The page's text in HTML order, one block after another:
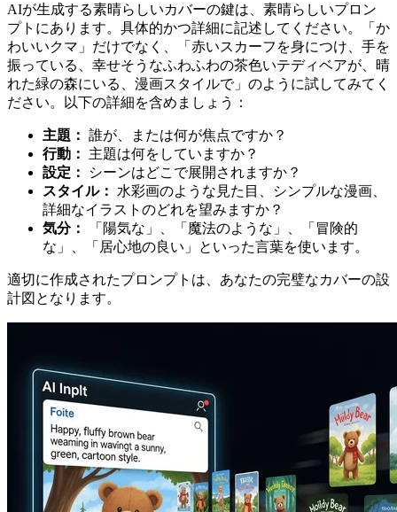
AIが生成する素晴らしいカバーの鍵は、素晴らしいプロン
プトにあります。具体的かつ詳細に記述してください。「か
わいいクマ」だけでなく、「赤いスカーフを身につけ、手を
振っている、幸せそうなふわふわの茶色いテディベアが、晴
れた緑の森にいる、漫画スタイルで」のように試してみてく
ださい。以下の詳細を含めましょう：
主題： 誰が、または何が焦点ですか？
行動：
主題は何をしていますか？
設定：
シーンはどこで展開されますか？
スタイル：
水彩画のような見た目、シンプルな漫画、
詳細なイラストのどれを望みますか？
気分：
「陽気な」、「魔法のような」、「冒険的
な」、「居心地の良い」といった言葉を使います。
適切に作成されたプロンプトは、あなたの完璧なカバーの設
計図となります。